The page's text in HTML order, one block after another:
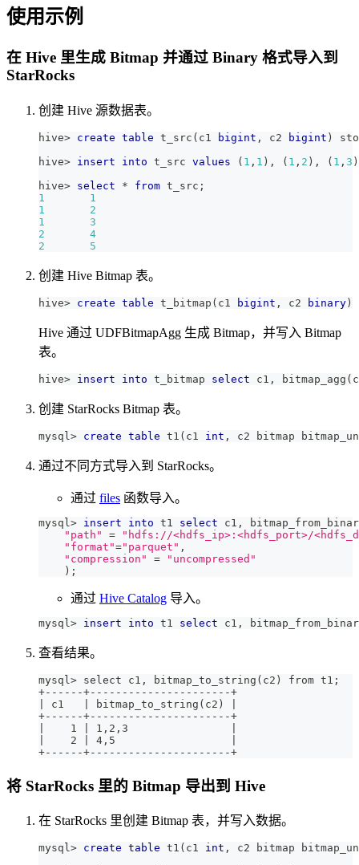
使用示例
在 Hive 里生成 Bitmap 并通过 Binary 格式导入到
StarRocks
创建 Hive 源数据表。
hive> create table t_src ( c1 bigint , c2 bigint )
hive> insert into t_src values ( 1 , 1 ) , ( 1 , 2 ) , ( 1 , 3 )
hive> select * from t_src ;
1
1
1
2
1
3
2
4
2
5
创建 Hive Bitmap 表。
hive> create table t_bitmap ( c1 bigint , c2 binary )
Hive 通过 UDFBitmapAgg 生成 Bitmap，并写入 Bitmap
表。
hive> insert into t_bitmap select c1 , bitmap_agg (
创建 StarRocks Bitmap 表。
mysql > create table t1 ( c1 int , c2 bitmap
通过不同方式导入到 StarRocks。
通过 files 函数导入。
mysql > insert into t1 select c1 ,
"path"
=
"hdfs://<hdfs_ip>:<hdfs_port>/
"format"="parquet" ,
"compression"
=
"uncompressed"
) ;
通过 Hive Catalog 导入。
mysql > insert into t1 select c1 ,
查看结果。
mysql>
| c1   | bitmap_to_string(c2) |
+------+----------------------+
|    1 | 1,2,3                |
|    2 | 4,5                  |
+------+----------------------+
将 StarRocks 里的 Bitmap 导出到 Hive
在 StarRocks 里创建 Bitmap 表，并写入数据。
mysql> create table t1 ( c1 int ,
c2 bitmap